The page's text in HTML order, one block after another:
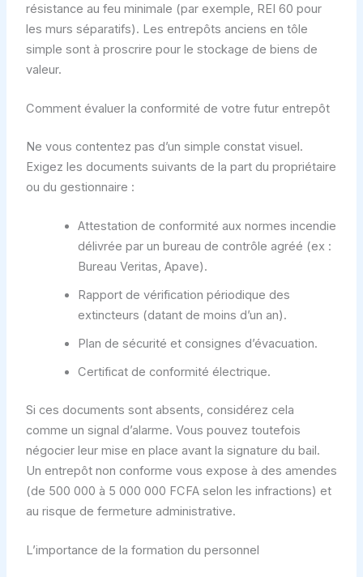
résistance au feu minimale (par exemple, REI 60 pour
les murs séparatifs). Les entrepôts anciens en tôle
simple sont à proscrire pour le stockage de biens de
valeur.
Comment évaluer la conformité de votre futur entrepôt
Ne vous contentez pas d’un simple constat visuel.
Exigez les documents suivants de la part du propriétaire
ou du gestionnaire :
Attestation de conformité aux normes incendie
délivrée par un bureau de contrôle agréé (ex :
Bureau Veritas, Apave).
Rapport de vérification périodique des
extincteurs (datant de moins d’un an).
Plan de sécurité et consignes d’évacuation.
Certificat de conformité électrique.
Si ces documents sont absents, considérez cela
comme un signal d’alarme. Vous pouvez toutefois
négocier leur mise en place avant la signature du bail.
Un entrepôt non conforme vous expose à des amendes
(de 500 000 à 5 000 000 FCFA selon les infractions) et
au risque de fermeture administrative.
L’importance de la formation du personnel